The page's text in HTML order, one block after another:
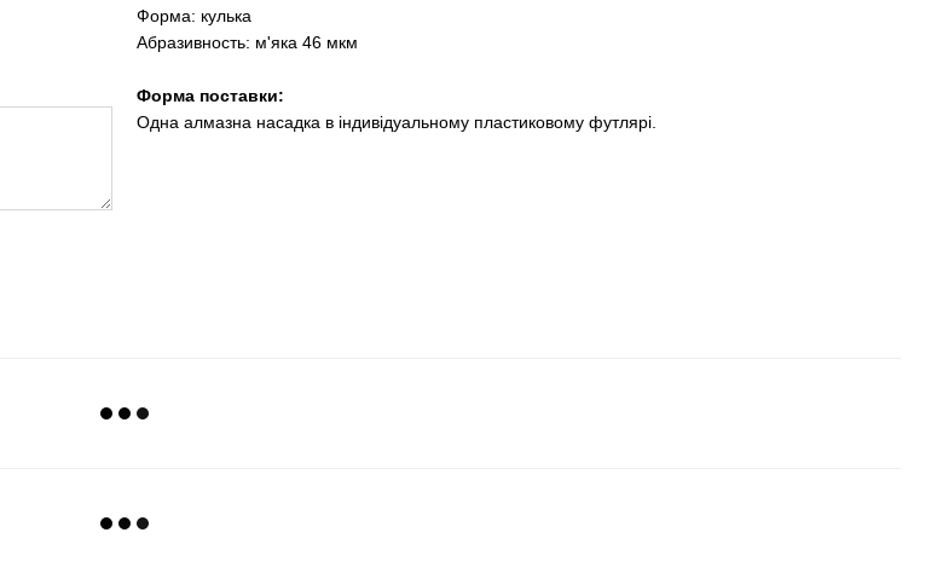
Форма: кулька
Абразивность: м'яка 46 мкм
Форма поставки:
Одна алмазна насадка в індивідуальному пластиковому футлярі.